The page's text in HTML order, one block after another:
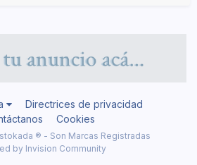
Directrices de privacidad
Cookies
® - Son Marcas Registradas
by Invision Community